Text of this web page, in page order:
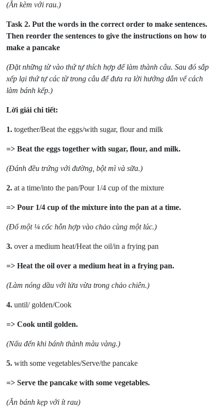
(Ăn kèm với rau.)
Task 2.Put the words in the correct order to make sentences.
Then reorder the sentences to give the instructions on how to
make a pancake
(Đặt những từ vào thứ tự thích hợp để làm thành câu. Sau đó sắp
xếp lại thứ tự các từ trong câu để đưa ra lời hướng dẫn vể cách
làm bánh kếp.)
Lời giải chi tiết:
1. together/Beat the eggs/with sugar, flour and milk
=> Beat the eggs together with sugar, flour, and milk.
(Đánh đều trứng với đường, bột mì và sữa.)
2. at a time/into the pan/Pour 1/4 cup of the mixture
=> Pour 1/4 cup of the mixture into the pan at a time.
(Đổ một ¼ cốc hỗn hợp vào chảo cùng một lúc.)
3. over a medium heat/Heat the oil/in a frying pan
=> Heat the oil over a medium heat in a frying pan.
(Làm nóng dầu với lửa vừa trong chảo chiên.)
4. until/ golden/Cook
=> Cook until golden.
(Nấu đến khi bánh thành màu vàng.)
5. with some vegetables/Serve/the pancake
=> Serve the pancake with some vegetables.
(Ăn bánh kẹp với ít rau)